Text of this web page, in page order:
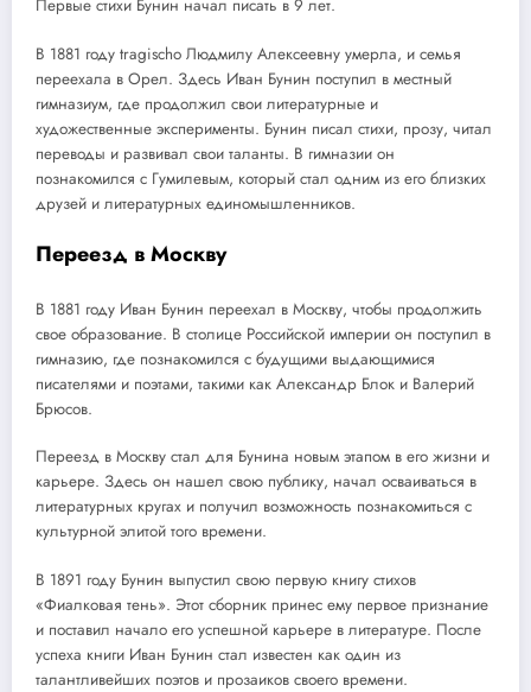
Первые стихи Бунин начал писать в 9 лет.
В 1881 году tragischо Людмилу Алексеевну умерла, и семья
переехала в Орел. Здесь Иван Бунин поступил в местный
гимназиум, где продолжил свои литературные и
художественные эксперименты. Бунин писал стихи, прозу, читал
переводы и развивал свои таланты. В гимназии он
познакомился с Гумилевым, который стал одним из его близких
друзей и литературных единомышленников.
Переезд в Москву
В 1881 году Иван Бунин переехал в Москву, чтобы продолжить
свое образование. В столице Российской империи он поступил в
гимназию, где познакомился с будущими выдающимися
писателями и поэтами, такими как Александр Блок и Валерий
Брюсов.
Переезд в Москву стал для Бунина новым этапом в его жизни и
карьере. Здесь он нашел свою публику, начал осваиваться в
литературных кругах и получил возможность познакомиться с
культурной элитой того времени.
В 1891 году Бунин выпустил свою первую книгу стихов
«Фиалковая тень». Этот сборник принес ему первое признание
и поставил начало его успешной карьере в литературе. После
успеха книги Иван Бунин стал известен как один из
талантливейших поэтов и прозаиков своего времени.